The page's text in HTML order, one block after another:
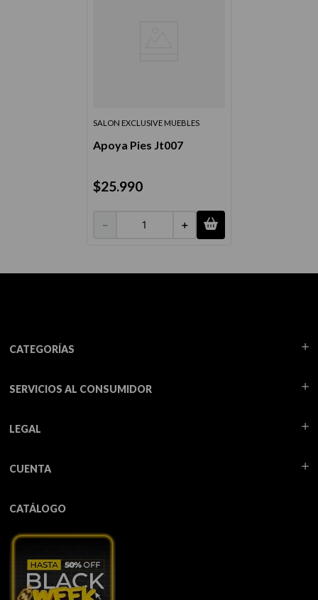
SALON EXCLUSIVE MUEBLES
Apoya Pies Jt007
$25.990
＋
－
CATEGORÍAS
SERVICIOS AL CONSUMIDOR
LEGAL
CUENTA
CATÁLOGO